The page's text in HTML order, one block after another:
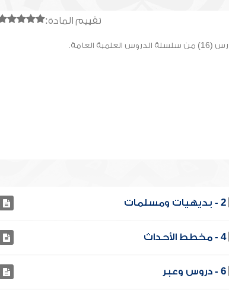
تقييم المادة:
2 - بديهيات ومسلمات
4 - مخطط الأحداث
6 - دروس وعبر